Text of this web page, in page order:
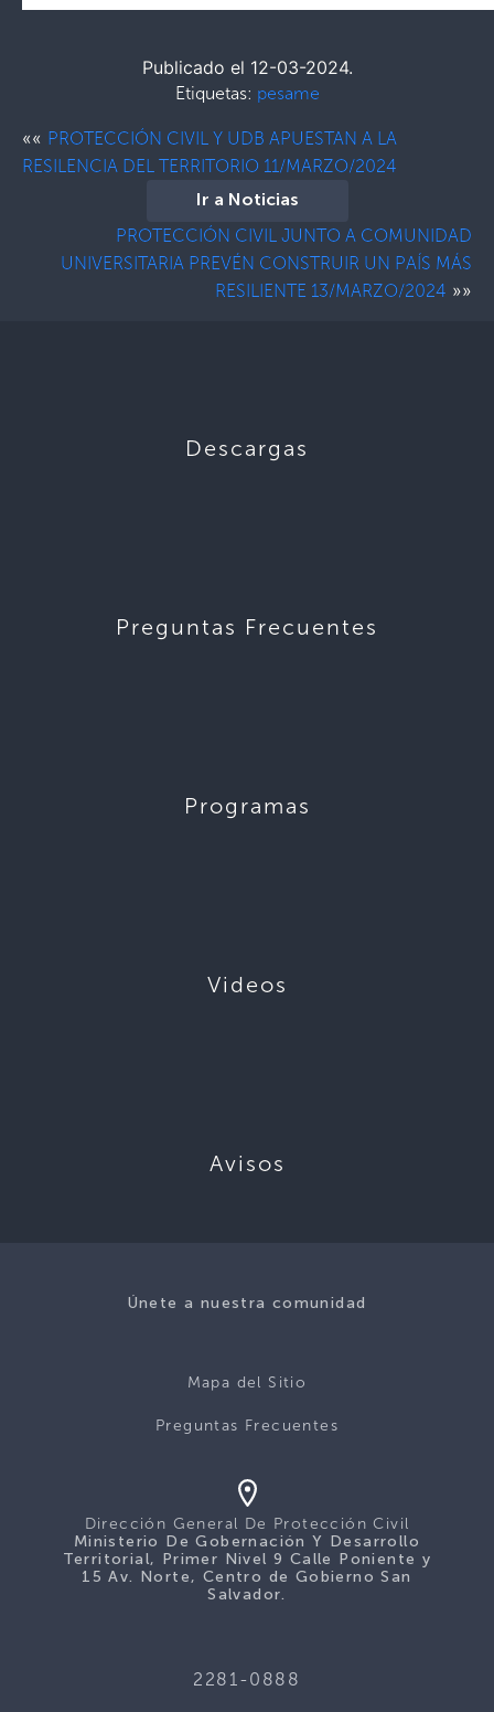
Publicado el 12-03-2024.
Etiquetas: pesame
«« PROTECCIÓN CIVIL Y UDB APUESTAN A LA
RESILENCIA DEL TERRITORIO 11/MARZO/2024
Ir a Noticias
PROTECCIÓN CIVIL JUNTO A COMUNIDAD
UNIVERSITARIA PREVÉN CONSTRUIR UN PAÍS MÁS
RESILIENTE 13/MARZO/2024 »»
Descargas
Preguntas Frecuentes
Programas
Videos
Avisos
Únete a nuestra comunidad
Mapa del Sitio
Preguntas Frecuentes
Dirección General De Protección Civil
Ministerio De Gobernación Y Desarrollo
Territorial, Primer Nivel 9 Calle Poniente y
15 Av. Norte, Centro de Gobierno San
Salvador.
2281-0888